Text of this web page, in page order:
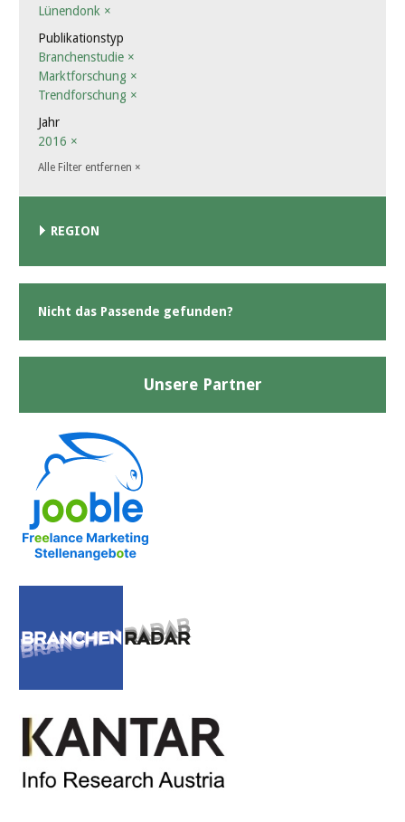
Lünendonk ×
Publikationstyp
Branchenstudie ×
Marktforschung ×
Trendforschung ×
Jahr
2016 ×
Alle Filter entfernen ×
REGION
Nicht das Passende gefunden?
Unsere Partner